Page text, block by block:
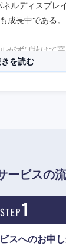
ルディスプレ
成長中である。
がずば抜けて
雰囲気のある
careers/
を読む
ービスの
スへのお申